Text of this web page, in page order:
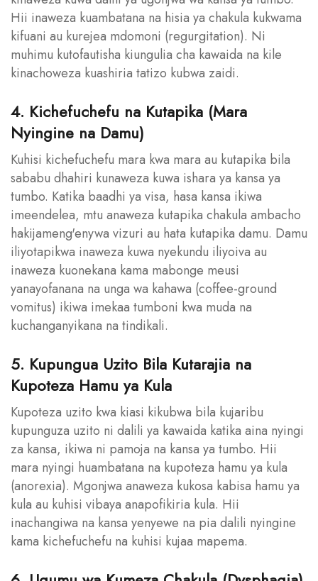
Hii inaweza kuambatana na hisia ya chakula kukwama
kifuani au kurejea mdomoni (regurgitation). Ni
muhimu kutofautisha kiungulia cha kawaida na kile
kinachoweza kuashiria tatizo kubwa zaidi.
4. Kichefuchefu na Kutapika (Mara
Nyingine na Damu)
Kuhisi kichefuchefu mara kwa mara au kutapika bila
sababu dhahiri kunaweza kuwa ishara ya kansa ya
tumbo. Katika baadhi ya visa, hasa kansa ikiwa
imeendelea, mtu anaweza kutapika chakula ambacho
hakijameng'enywa vizuri au hata kutapika damu. Damu
iliyotapikwa inaweza kuwa nyekundu iliyoiva au
inaweza kuonekana kama mabonge meusi
yanayofanana na unga wa kahawa (coffee-ground
vomitus) ikiwa imekaa tumboni kwa muda na
kuchanganyikana na tindikali.
5. Kupungua Uzito Bila Kutarajia na
Kupoteza Hamu ya Kula
Kupoteza uzito kwa kiasi kikubwa bila kujaribu
kupunguza uzito ni dalili ya kawaida katika aina nyingi
za kansa, ikiwa ni pamoja na kansa ya tumbo. Hii
mara nyingi huambatana na kupoteza hamu ya kula
(anorexia). Mgonjwa anaweza kukosa kabisa hamu ya
kula au kuhisi vibaya anapofikiria kula. Hii
inachangiwa na kansa yenyewe na pia dalili nyingine
kama kichefuchefu na kuhisi kujaa mapema.